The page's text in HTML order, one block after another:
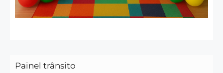
Painel trânsito